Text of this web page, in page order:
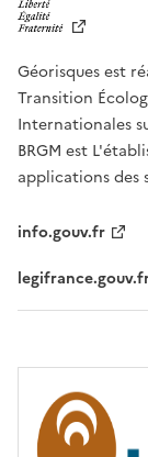
Géorisques est
Transition
Internationales
BRGM est
applications des
info.gouv.fr